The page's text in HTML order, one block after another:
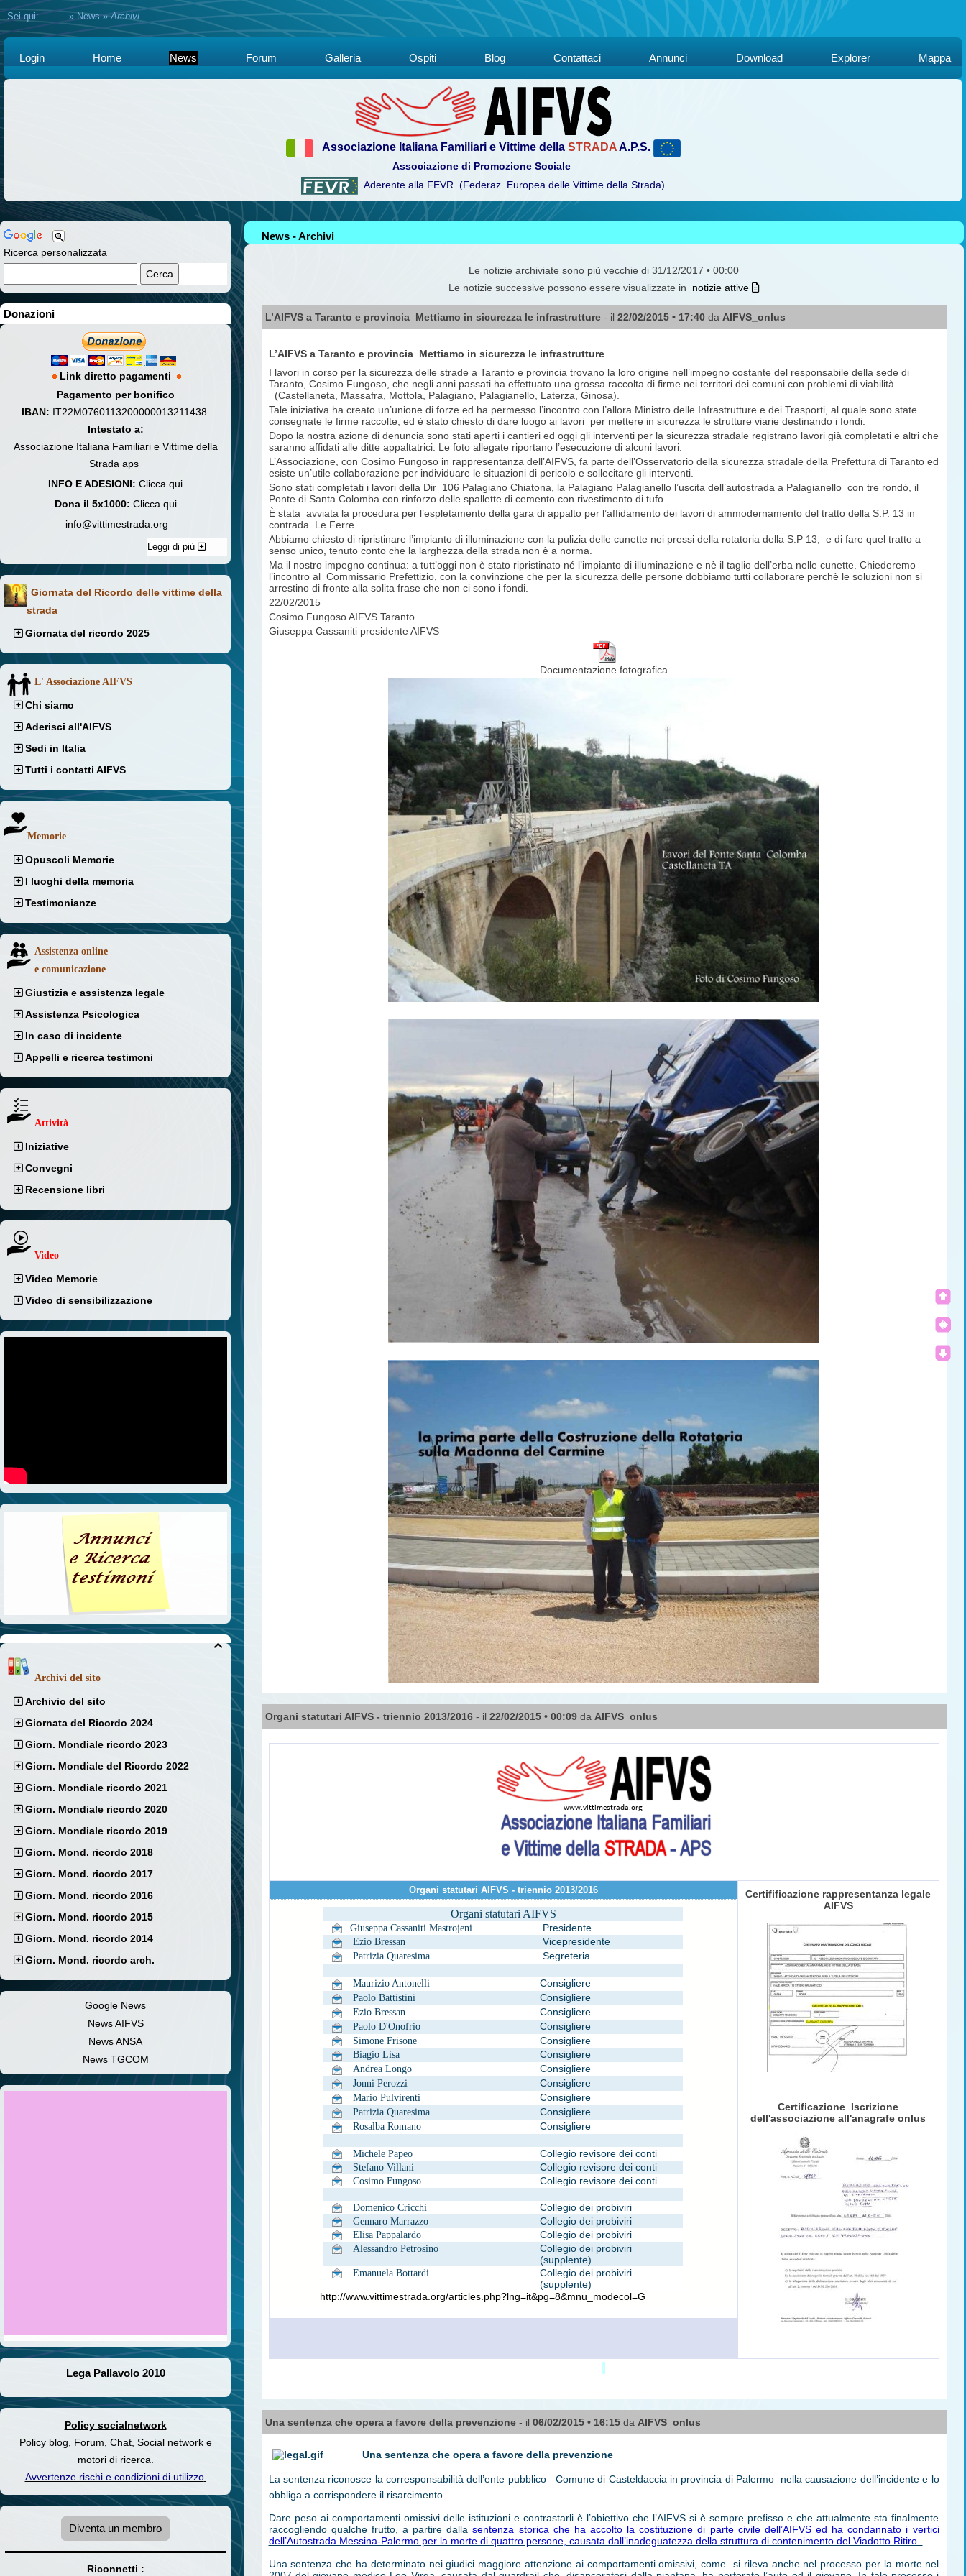
Sei qui:Home »News»Archivi
Login Home News Forum Galleria Ospiti Blog Contattaci Annunci Download Explorer Mappa
Associazione Italiana Familiari e Vittime della STRADAA.P.S.
Associazione di Promozione Sociale
Aderente alla FEVR (Federaz. Europea delle Vittime della Strada)
Ricerca personalizzata
Donazioni
Link diretto pagamenti
Pagamento per bonifico
IBAN: IT22M0760113200000013211438
Intestato a:
Associazione Italiana Familiari e Vittime della
Strada aps
INFO E ADESIONI: Clicca qui
Dona il 5x1000: Clicca qui
info@vittimestrada.org
Leggi di più
Giornata del Ricordo delle vittime della
strada
Giornata del ricordo 2025
L' Associazione AIFVS
Chi siamo
Aderisci all'AIFVS
Sedi in Italia
Tutti i contatti AIFVS
Memorie
Opuscoli Memorie
I luoghi della memoria
Testimonianze
Assistenza online
e comunicazione
Giustizia e assistenza legale
Assistenza Psicologica
In caso di incidente
Appelli e ricerca testimoni
Attività
Iniziative
Convegni
Recensione libri
Video
Video Memorie
Video di sensibilizzazione

Archivi del sito
Archivio del sito
Giornata del Ricordo 2024
Giorn. Mondiale ricordo 2023
Giorn. Mondiale del Ricordo 2022
Giorn. Mondiale ricordo 2021
Giorn. Mondiale ricordo 2020
Giorn. Mondiale ricordo 2019
Giorn. Mond. ricordo 2018
Giorn. Mond. ricordo 2017
Giorn. Mond. ricordo 2016
Giorn. Mond. ricordo 2015
Giorn. Mond. ricordo 2014
Giorn. Mond. ricordo arch.
Google News
News AIFVS
News ANSA
News TGCOM
Lega Pallavolo 2010
Policy socialnetwork
Policy blog, Forum, Chat, Social network e
motori di ricerca.
Avvertenze rischi e condizioni di utilizzo.
Diventa un membro
Riconnetti :
News - Archivi
Le notizie archiviate sono più vecchie di 31/12/2017 • 00:00
Le notizie successive possono essere visualizzate in notizie attive
L’AIFVS a Taranto e provincia  Mettiamo in sicurezza le infrastrutture- il 22/02/2015 • 17:40da AIFVS_onlus
L’AIFVS a Taranto e provincia  Mettiamo in sicurezza le infrastrutture
I lavori in corso per la sicurezza delle strade a Taranto e provincia trovano la loro origine nell’impegno costante del responsabile della sede di
Taranto, Cosimo Fungoso, che negli anni passati ha effettuato una grossa raccolta di firme nei territori dei comuni con problemi di viabilità
(Castellaneta, Massafra, Mottola, Palagiano, Palagianello, Laterza, Ginosa).
Tale iniziativa ha creato un’unione di forze ed ha permesso l’incontro con l’allora Ministro delle Infrastrutture e dei Trasporti, al quale sono state
consegnate le firme raccolte, ed è stato chiesto di dare luogo ai lavori per mettere in sicurezza le strutture viarie destinando i fondi.
Dopo la nostra azione di denuncia sono stati aperti i cantieri ed oggi gli interventi per la sicurezza stradale registrano lavori già completati e altri che
saranno affidati alle ditte appaltatrici. Le foto allegate riportano l’esecuzione di alcuni lavori.
L’Associazione, con Cosimo Fungoso in rappresentanza dell’AIFVS, fa parte dell’Osservatorio della sicurezza stradale della Prefettura di Taranto ed
esiste un’utile collaborazione per individuare le situazioni di pericolo e sollecitare gli interventi.
Sono stati completati i lavori della Dir 106 Palagiano Chiatona, la Palagiano Palagianello l’uscita dell’autostrada a Palagianello con tre rondò, il
Ponte di Santa Colomba con rinforzo delle spallette di cemento con rivestimento di tufo
È stata avviata la procedura per l’espletamento della gara di appalto per l’affidamento dei lavori di ammodernamento del tratto della S.P. 13 in
contrada Le Ferre.
Abbiamo chiesto di ripristinare l’impianto di illuminazione con la pulizia delle cunette nei pressi della rotatoria della S.P 13, e di fare quel tratto a
senso unico, tenuto conto che la larghezza della strada non è a norma.
Ma il nostro impegno continua: a tutt’oggi non è stato ripristinato né l’impianto di illuminazione e nè il taglio dell’erba nelle cunette. Chiederemo
l’incontro al Commissario Prefettizio, con la convinzione che per la sicurezza delle persone dobbiamo tutti collaborare perchè le soluzioni non si
arrestino di fronte alla solita frase che non ci sono i fondi.
22/02/2015
Cosimo Fungoso AIFVS Taranto
Giuseppa Cassaniti presidente AIFVS
Documentazione fotografica
Organi statutari AIFVS - triennio 2013/2016- il 22/02/2015 • 00:09da AIFVS_onlus
Organi statutari AIFVS - triennio 2013/2016
Organi statutari AIFVS
Giuseppa Cassaniti Mastrojeni Presidente
Ezio Bressan Vicepresidente
Patrizia Quaresima Segreteria
Maurizio Antonelli Consigliere
Paolo Battistini Consigliere
Ezio Bressan Consigliere
Paolo D'Onofrio Consigliere
Simone Frisone Consigliere
Biagio Lisa Consigliere
Andrea Longo Consigliere
Jonni Perozzi Consigliere
Mario Pulvirenti Consigliere
Patrizia Quaresima Consigliere
Rosalba Romano Consigliere
Michele Papeo Collegio revisore dei conti
Stefano Villani Collegio revisore dei conti
Cosimo Fungoso Collegio revisore dei conti
Domenico Cricchi Collegio dei probiviri
Gennaro Marrazzo Collegio dei probiviri
Elisa Pappalardo Collegio dei probiviri
Alessandro Petrosino
Collegio dei probiviri
(supplente)
Emanuela Bottardi
Collegio dei probiviri
(supplente)
http://www.vittimestrada.org/articles.php?lng=it&pg=8&mnu_modecol=G
Certifificazione rappresentanza legale
AIFVS
Certificazione Iscrizione
dell'associazione all'anagrafe onlus
Una sentenza che opera a favore della prevenzione - il 06/02/2015 • 16:15da AIFVS_onlus
Una sentenza che opera a favore della prevenzione
La sentenza riconosce la corresponsabilità dell’ente pubblico  Comune di Casteldaccia in provincia di Palermo  nella causazione dell’incidente e lo
obbliga a corrispondere il risarcimento.
Dare peso ai comportamenti omissivi delle istituzioni e contrastarli è l’obiettivo che l’AIFVS si è sempre prefisso e che attualmente sta finalmente
raccogliendo qualche frutto, a partire dallasentenza storica che ha accolto la costituzione di parte civile dell’AIFVS ed ha condannato i vertici
dell’Autostrada Messina-Palermo per la morte di quattro persone, causata dall’inadeguatezza della struttura di contenimento del Viadotto Ritiro.
Una sentenza che ha determinato nei giudici maggiore attenzione ai comportamenti omissivi, come si rileva anche nel processo per la morte nel